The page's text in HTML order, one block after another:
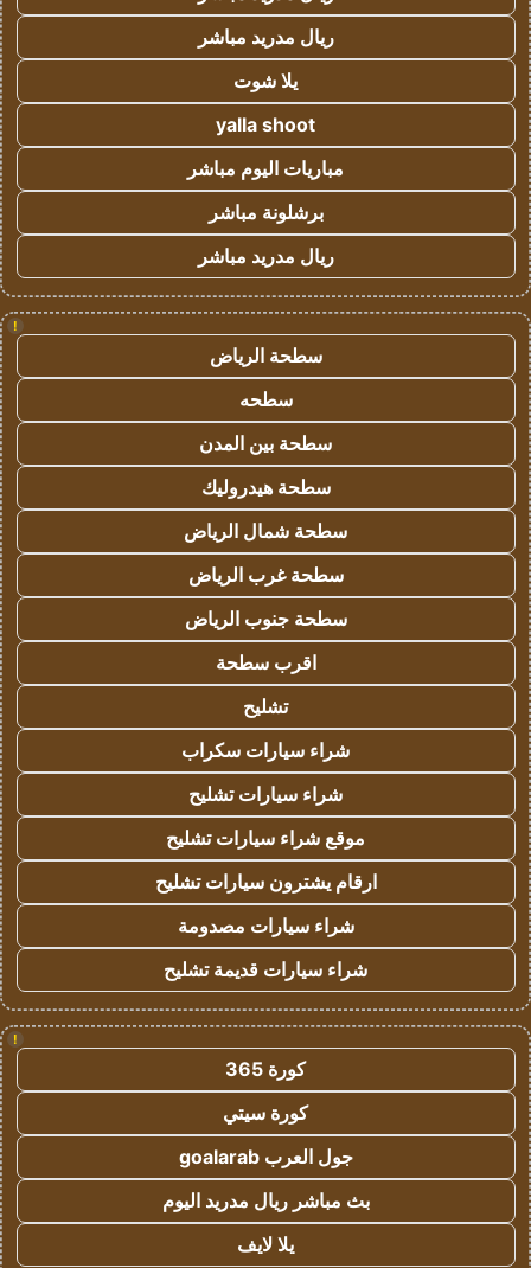
ريال مدريد مباشر
يلا شوت
yalla shoot
مباريات اليوم مباشر
برشلونة مباشر
ريال مدريد مباشر
!
سطحة الرياض
سطحه
سطحة بين المدن
سطحة هيدروليك
سطحة شمال الرياض
سطحة غرب الرياض
سطحة جنوب الرياض
اقرب سطحة
تشليح
شراء سيارات سكراب
شراء سيارات تشليح
موقع شراء سيارات تشليح
ارقام يشترون سيارات تشليح
شراء سيارات مصدومة
شراء سيارات قديمة تشليح
!
كورة 365
كورة سيتي
جول العرب goalarab
بث مباشر ريال مدريد اليوم
يلا لايف